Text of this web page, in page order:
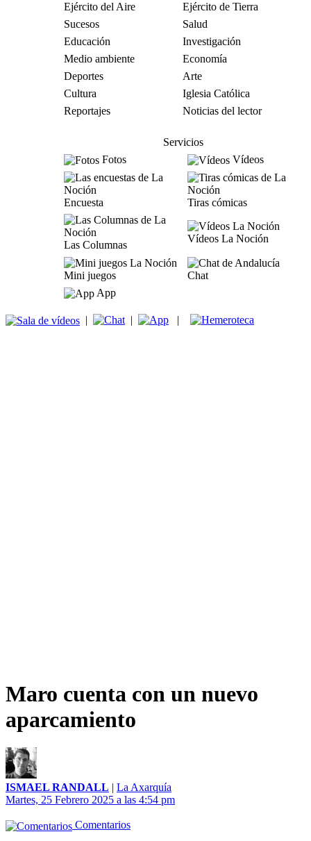
Ejército del Aire
Ejército de Tierra
Sucesos
Salud
Educación
Investigación
Medio ambiente
Economía
Deportes
Arte
Cultura
Iglesia Católica
Reportajes
Noticias del lector
Servicios
Fotos
Vídeos
Encuesta Tiras cómicas
Las Columnas
Vídeos La Noción
Mini juegos
Chat
App
| | |
Maro cuenta con un nuevo
aparcamiento
ISMAEL RANDALL | La Axarquía
Martes, 25 Febrero 2025 a las 4:54 pm
Comentarios